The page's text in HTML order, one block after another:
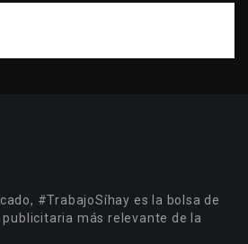
#TrabajoSíhay es la bolsa de
más relevante de la